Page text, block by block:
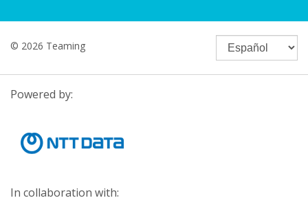
© 2026 Teaming
Powered by:
In collaboration with: